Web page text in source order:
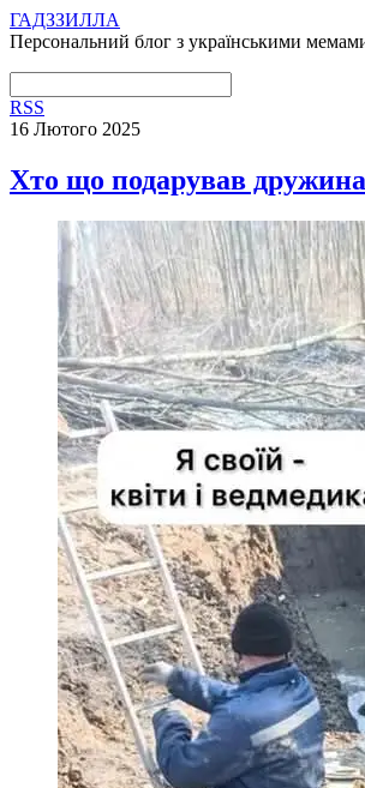
ГАДЗЗИЛЛА
Персональний блог з українськими
RSS
16 Лютого 2025
Хто що подарував